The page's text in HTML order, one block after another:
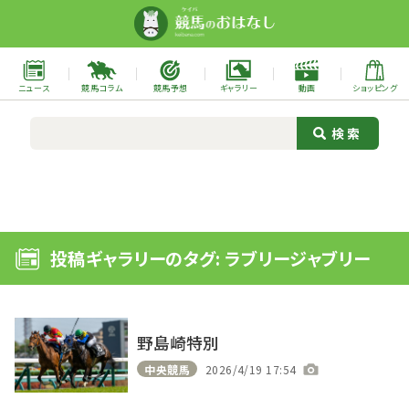
ニュース 競馬コラム 競馬予想 ギャラリー 動画 ショッピング
投稿ギャラリーのタグ: ラブリージャブリー
野島崎特別
中央競馬 2026/4/19 17:54